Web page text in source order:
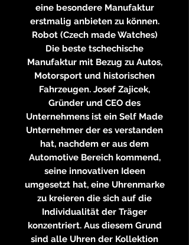
eine besondere Manufaktur
erstmalig anbieten zu können.
Robot (Czech made Watches)
Die beste tschechische
Manufaktur mit Bezug zu Autos,
Motorsport und historischen
Fahrzeugen. Josef Zajicek,
Gründer und CEO des
Unternehmens ist ein Self Made
Unternehmer der es verstanden
hat, nachdem er aus dem
Automotive Bereich kommend,
seine innovativen Ideen
umgesetzt hat, eine Uhrenmarke
zu kreieren die sich auf die
Individualität der Träger
konzentriert. Aus diesem Grund
sind alle Uhren der Kollektion